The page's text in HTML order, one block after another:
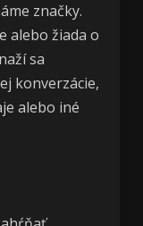
značky.
alebo žiada o
sa
konverzácie,
alebo iné